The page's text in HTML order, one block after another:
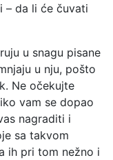
– da li će čuvati
u snagu pisane
u nju, pošto
Ne očekujte
vam se dopao
nagraditi i
sa takvom
ih pri tom nežno i